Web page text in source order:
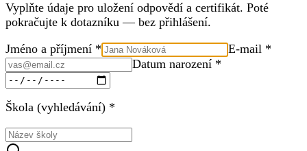
Vyplňte údaje pro uložení odpovědí a certifikát. Poté
pokračujte k dotazníku — bez přihlášení.
Jméno a příjmení *
E-mail *
Datum narození *
Škola (vyhledávání) *